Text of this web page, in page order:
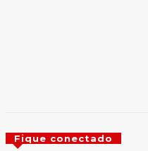
Fique conectado